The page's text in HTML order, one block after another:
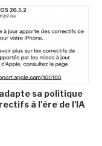
sa politique
à l'ère de l'IA